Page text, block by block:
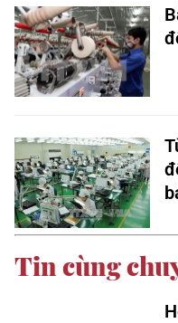
Tin cùng